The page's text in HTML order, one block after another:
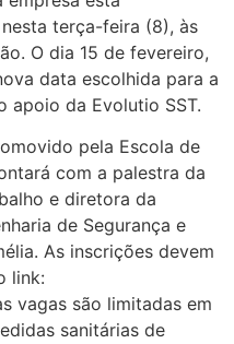
terça-feira (8), às
O dia 15 de fevereiro,
data escolhida para a
apoio da Evolutio SST.
pela Escola de
com a palestra da
e diretora da
de Segurança e
As inscrições devem
link:
vagas são limitadas em
sanitárias de